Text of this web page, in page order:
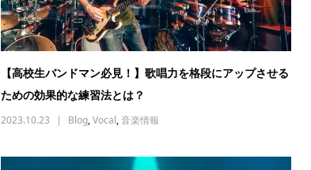
【高校生バンドマン必見！】歌唱力を格段にアップさせる
ための効果的な練習法とは？
2023.10.23 Blog,Vocal,音楽情報